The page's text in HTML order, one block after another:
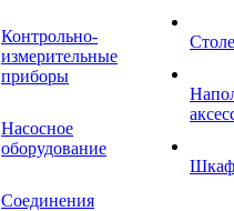
Контрольно-
измерительные
приборы
Насосное
оборудование
Соединения